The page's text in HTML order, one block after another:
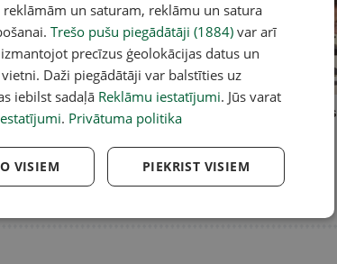
Visu valdības
iecerēto paveikt
Ankarā sākas NATO samits
un saturam, reklāmu un satura
Trešo pušu piegādātāji (1884) var arī
precīzus ģeolokācijas datus un
Daži piegādātāji var balstīties uz
iebilst sadaļā Reklāmu iestatījumi. Jūs varat
. Privātuma politika
PIEKRIST VISIEM
VISIEM